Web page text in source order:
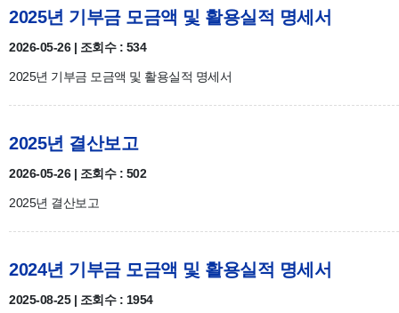
2025년 기부금 모금액 및 활용실적 명세서
2026-05-26 | 조회수 : 534
2025년 기부금 모금액 및 활용실적 명세서
2025년 결산보고
2026-05-26 | 조회수 : 502
2025년 결산보고
2024년 기부금 모금액 및 활용실적 명세서
2025-08-25 | 조회수 : 1954